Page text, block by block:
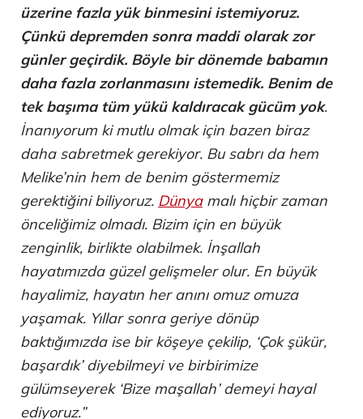
üzerine fazla yük binmesini istemiyoruz.
Çünkü depremden sonra maddi olarak zor
günler geçirdik. Böyle bir dönemde babamın
daha fazla zorlanmasını istemedik. Benim de
tek başıma tüm yükü kaldıracak gücüm yok.
İnanıyorum ki mutlu olmak için bazen biraz
daha sabretmek gerekiyor. Bu sabrı da hem
Melike’nin hem de benim göstermemiz
gerektiğini biliyoruz. Dünyamalı hiçbir zaman
önceliğimiz olmadı. Bizim için en büyük
zenginlik, birlikte olabilmek. İnşallah
hayatımızda güzel gelişmeler olur. En büyük
hayalimiz, hayatın her anını omuz omuza
yaşamak. Yıllar sonra geriye dönüp
baktığımızda ise bir köşeye çekilip, ‘Çok şükür,
başardık’ diyebilmeyi ve birbirimize
gülümseyerek ‘Bize maşallah’ demeyi hayal
ediyoruz.”